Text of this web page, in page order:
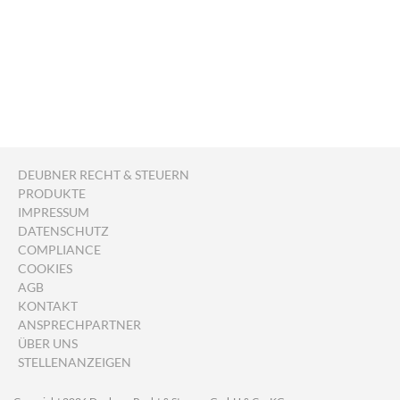
DEUBNER RECHT & STEUERN
PRODUKTE
IMPRESSUM
DATENSCHUTZ
COMPLIANCE
COOKIES
AGB
KONTAKT
ANSPRECHPARTNER
ÜBER UNS
STELLENANZEIGEN